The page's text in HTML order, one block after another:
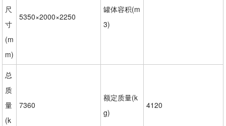
尺
寸
(m
m)
5350×2000×2250
罐体容积(m
3)
总
质
量
(k
7360
额定质量(k
g)
4120